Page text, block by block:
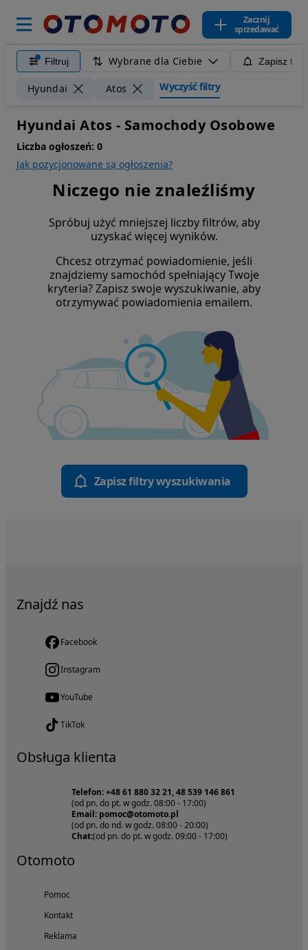
Zacznij
sprzedawać
Filtruj Wybrane dla Ciebie Zapisz
Hyundai Atos Wyczyść filtry
Hyundai Atos - Samochody Osobowe
Liczba ogłoszeń: 0
Jak pozycjonowane są ogłoszenia?
Niczego nie znaleźliśmy
Spróbuj użyć mniejszej liczby filtrów, aby
uzyskać więcej wyników.
Chcesz otrzymać powiadomienie, jeśli
znajdziemy samochód spełniający Twoje
kryteria? Zapisz swoje wyszukiwanie, aby
otrzymywać powiadomienia emailem.
Zapisz filtry wyszukiwania
Znajdź nas
Facebook
Instagram
YouTube
TikTok
Obsługa klienta
Telefon: +48 61 880 32 21, 48 539 146 861
(od pn. do pt. w godz. 08:00 - 17:00)
Email: pomoc@otomoto.pl
(od pn. do nd. w godz. 08:00 - 20:00)
Chat:(od pn. do pt. w godz. 09:00 - 17:00)
Otomoto
Pomoc
Kontakt
Reklama